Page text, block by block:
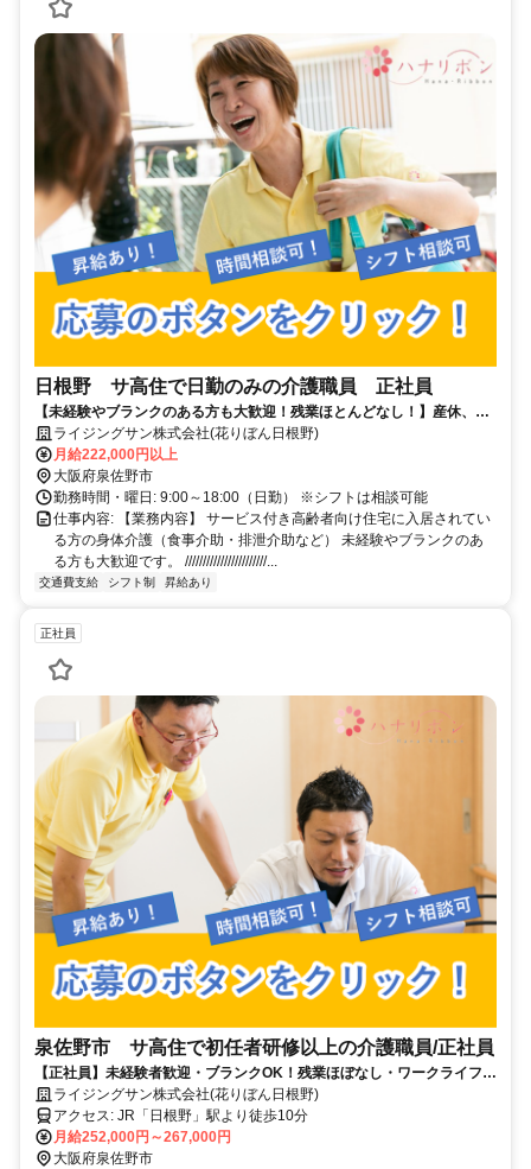
日根野 サ高住で日勤のみの介護職員 正社員
【未経験やブランクのある方も大歓迎！残業ほとんどなし！】産休、育
休取得率100％など働きやすい環境です！
ライジングサン株式会社(花りぼん日根野)
月給222,000円以上
大阪府泉佐野市
勤務時間・曜日: 9:00～18:00（日勤） ※シフトは相談可能
仕事内容: 【業務内容】 サービス付き高齢者向け住宅に入居されてい
る方の身体介護（食事介助・排泄介助など） 未経験やブランクのあ
る方も大歓迎です。 ///////////////////////...
交通費支給 シフト制 昇給あり
正社員
泉佐野市 サ高住で初任者研修以上の介護職員/正社員
【正社員】未経験者歓迎・ブランクOK！残業ほぼなし・ワークライフバ
ランス充実／サ高住介護職
ライジングサン株式会社(花りぼん日根野)
アクセス: JR「日根野」駅より徒歩10分
月給252,000円～267,000円
大阪府泉佐野市